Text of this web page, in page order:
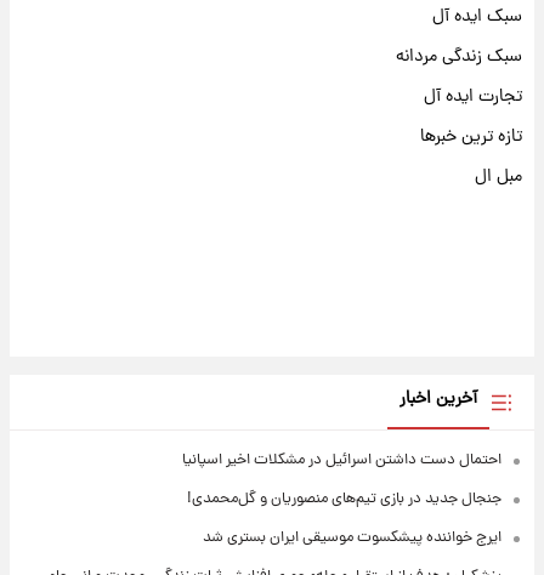
سبک ایده آل
سبک زندگی مردانه
تجارت ایده آل
تازه ترین خبرها
مبل ال
آخرین اخبار
احتمال دست داشتن اسرائیل در مشکلات اخیر اسپانیا
جنجال جدید در بازی تیم‌های منصوریان و گل‌محمدی!
ایرج خواننده پیشکسوت موسیقی ایران بستری شد